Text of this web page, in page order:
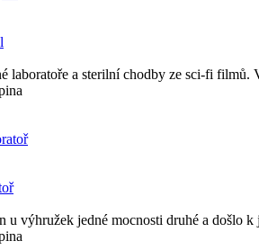
laboratoře a sterilní chodby ze sci-fi
u výhružek jedné mocnosti druhé a došlo